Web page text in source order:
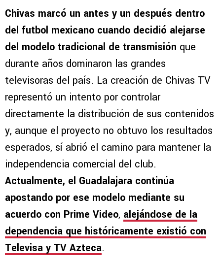
Chivas marcó un antes y un después dentro
del futbol mexicano cuando decidió alejarse
del modelo tradicional de transmisión que
durante años dominaron las grandes
televisoras del país. La creación de Chivas TV
representó un intento por controlar
directamente la distribución de sus contenidos
y, aunque el proyecto no obtuvo los resultados
esperados, sí abrió el camino para mantener la
independencia comercial del club.
Actualmente, el Guadalajara continúa
apostando por ese modelo mediante su
acuerdo con Prime Video, alejándose de la
dependencia que históricamente existió con
Televisa y TV Azteca.